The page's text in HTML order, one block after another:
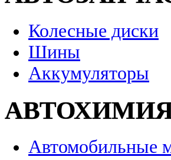
Колесные диски
Шины
Аккумуляторы
Автомобильные